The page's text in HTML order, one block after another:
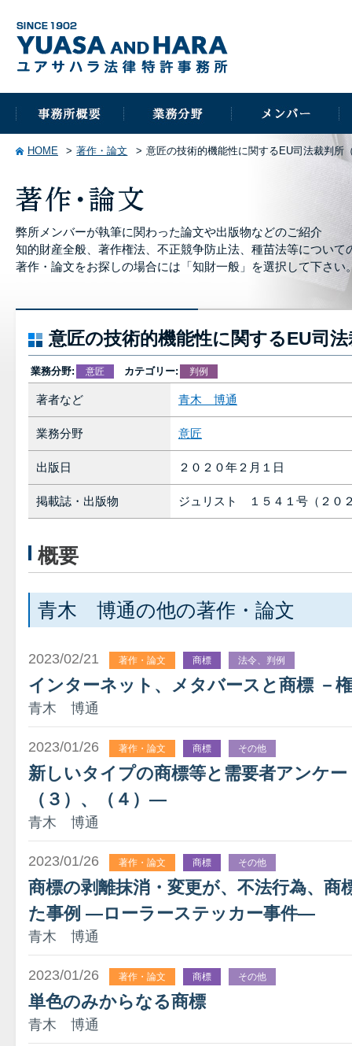
HOME 著作・論文 意匠の技術的機能性に関するEU司法裁判所
弊所メンバーが執筆に関わった論文や出版物などのご紹介
知的財産全般、著作権法、不正競争防止法、種苗法等について
著作・論文をお探しの場合には「知財一般」を選択して下さい
意匠の技術的機能性に関するEU司
業務分野: 意匠 カテゴリー: 判例
著者など 青木 博通
業務分野 意匠
出版日 ２０２０年２月１日
掲載誌・出版物 ジュリスト １５４１号（２０
概要
青木 博通の他の著作・論文
2023/02/21 著作・論文 商標 法令、判例
インターネット、メタバースと商標 －
青木 博通
2023/01/26 著作・論文 商標 その他
新しいタイプの商標等と需要者アンケ
（３）、（４）―
青木 博通
2023/01/26 著作・論文 商標 その他
商標の剥離抹消・変更が、不法行為、商
た事例 ―ローラーステッカー事件―
青木 博通
2023/01/26 著作・論文 商標 その他
単色のみからなる商標
青木 博通